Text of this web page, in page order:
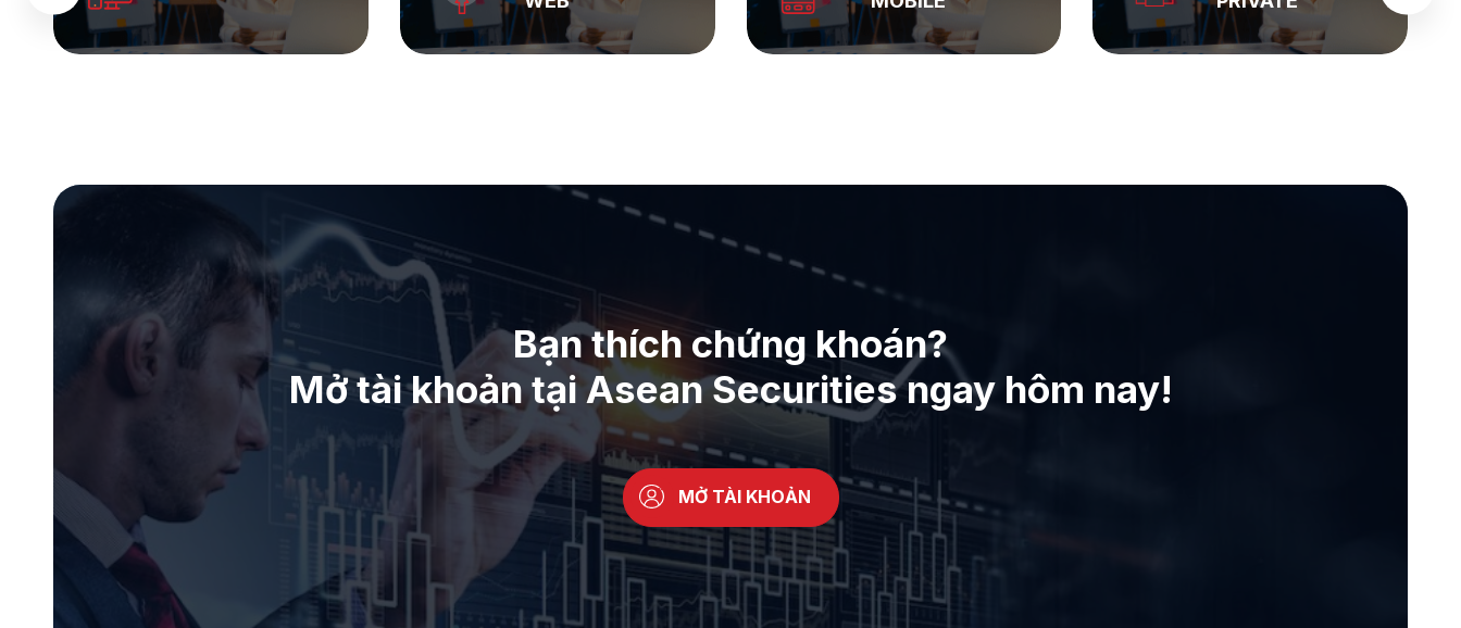
Bạn thích chứng khoán?
Mở tài khoản tại Asean Securities ngay hôm nay!
MỞ TÀI KHOẢN